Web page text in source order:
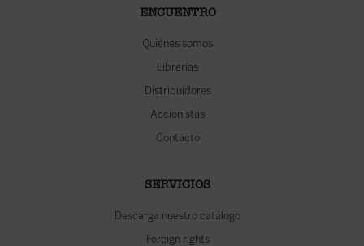
ENCUENTRO
Quiénes somos
Librerías
Distribuidores
Accionistas
Contacto
SERVICIOS
Descarga nuestro catálogo
Foreign rights